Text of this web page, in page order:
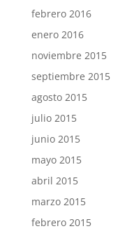
febrero 2016
enero 2016
noviembre 2015
septiembre 2015
agosto 2015
julio 2015
junio 2015
mayo 2015
abril 2015
marzo 2015
febrero 2015